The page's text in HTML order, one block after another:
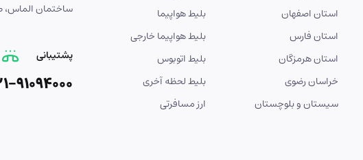
استان اصفهان
استان فارس
استان هرمزگان
خراسان رضوی
سیستان و بلوچستان
بلیط هواپیما
بلیط هواپیما خارجی
بلیط اتوبوس
بلیط لحظه آخری
ارز مسافرتی
ساختمان الماس،
پشتیبانی
91094000